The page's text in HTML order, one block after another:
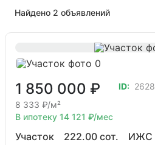
Найдено 2 объявлений
ID: 2628
1 850 000 ₽
8 333 ₽/м²
В ипотеку 14 121 ₽/мес
Участок 222.00 сот. ИЖС